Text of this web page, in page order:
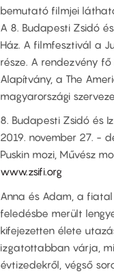
bemutató filmjei
A 8. Budapesti Zsidó
Ház. A filmfesztivál a
része. A rendezvény
Alapítvány, a The
magyarországi
8. Budapesti Zsidó és
2019. november 27. -
Puskin mozi, Művész
www.zsifi.org
Anna és Adam, a
feledésbe merült
kifejezetten élete
izgatottabban várja,
évtizedekről, végső